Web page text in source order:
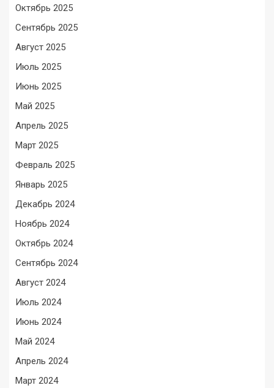
Октябрь 2025
Сентябрь 2025
Август 2025
Июль 2025
Июнь 2025
Май 2025
Апрель 2025
Март 2025
Февраль 2025
Январь 2025
Декабрь 2024
Ноябрь 2024
Октябрь 2024
Сентябрь 2024
Август 2024
Июль 2024
Июнь 2024
Май 2024
Апрель 2024
Март 2024